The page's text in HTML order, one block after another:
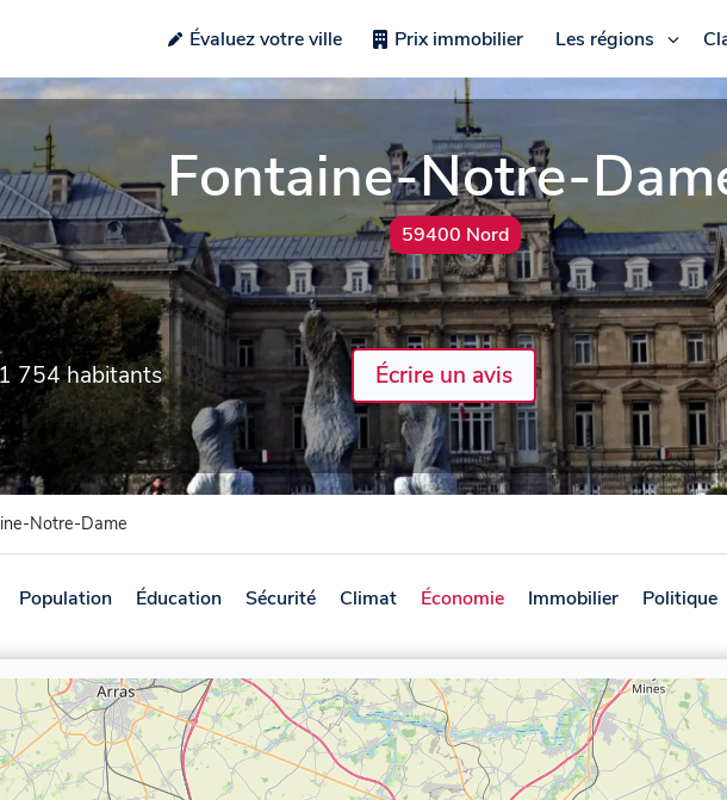
Évaluez votre ville Prix immobilier Les régions
Fontaine-Notre-
59400 Nord
1 754 habitants Écrire un avis
Notre-Dame
Population Éducation Sécurité Climat Économie Immobilier Politique